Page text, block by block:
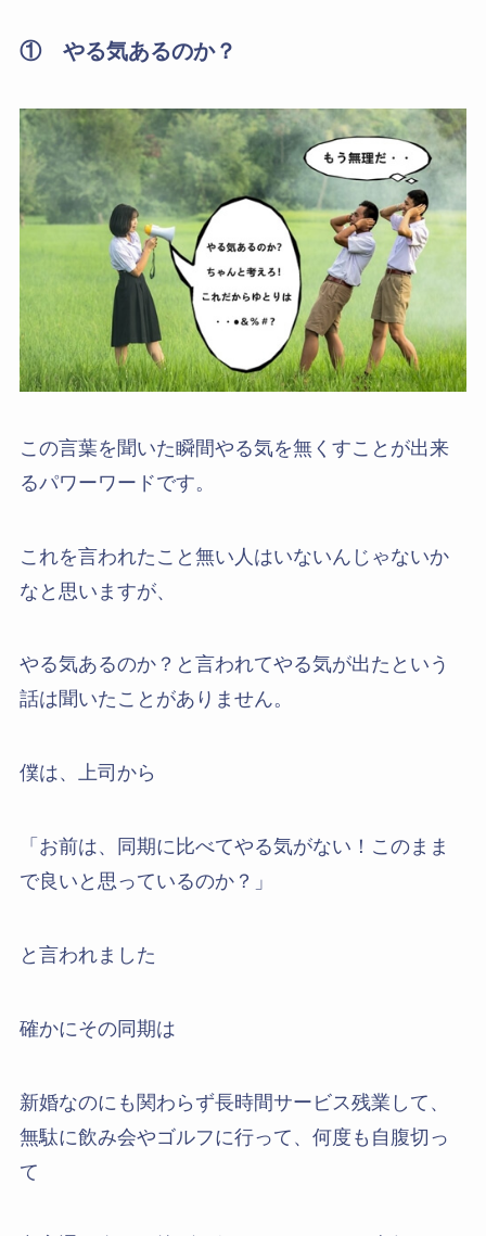
① やる気あるのか？
この言葉を聞いた瞬間やる気を無くすことが出来
るパワーワードです。
これを言われたこと無い人はいないんじゃないか
なと思いますが、
やる気あるのか？と言われてやる気が出たという
話は聞いたことがありません。
僕は、上司から
「お前は、同期に比べてやる気がない！このまま
で良いと思っているのか？」
と言われました
確かにその同期は
新婚なのにも関わらず長時間サービス残業して、
無駄に飲み会やゴルフに行って、何度も自腹切っ
て